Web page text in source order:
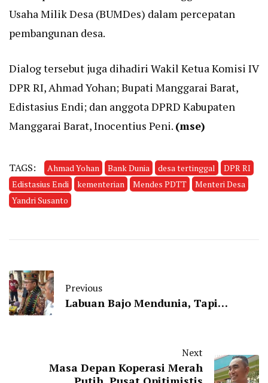
Usaha Milik Desa (BUMDes) dalam percepatan
pembangunan desa.
Dialog tersebut juga dihadiri Wakil Ketua Komisi IV
DPR RI, Ahmad Yohan; Bupati Manggarai Barat,
Edistasius Endi; dan anggota DPRD Kabupaten
Manggarai Barat, Inocentius Peni. (mse)
TAGS: Ahmad Yohan Bank Dunia desa tertinggal
DPR RI
Edistasius Endi
kementerian Mendes PDTT
Menteri Desa
Yandri Susanto
Previous
Labuan Bajo Mendunia, Tapi…
Next
Masa Depan Koperasi Merah